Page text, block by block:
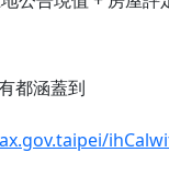
都涵蓋到